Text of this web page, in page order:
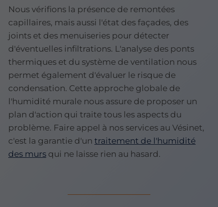
Nous vérifions la présence de remontées
capillaires, mais aussi l'état des façades, des
joints et des menuiseries pour détecter
d'éventuelles infiltrations. L'analyse des ponts
thermiques et du système de ventilation nous
permet également d'évaluer le risque de
condensation. Cette approche globale de
l'humidité murale nous assure de proposer un
plan d'action qui traite tous les aspects du
problème. Faire appel à nos services au Vésinet,
c'est la garantie d'un traitement de l'humidité
des murs qui ne laisse rien au hasard.